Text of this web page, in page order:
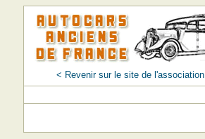
< Revenir sur le site de l'association